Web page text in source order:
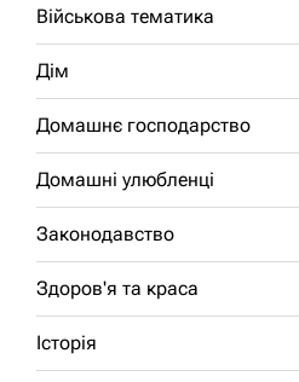
Військова тематика
Дім
Домашнє господарство
Домашні улюбленці
Законодавство
Здоров'я та краса
Історія